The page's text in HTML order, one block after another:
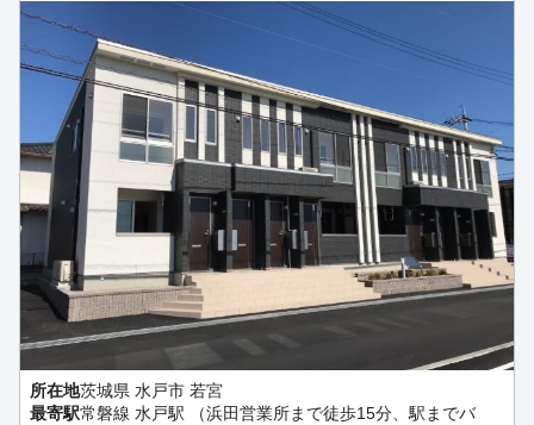
所在地茨城県 水戸市 若宮
最寄駅常磐線 水戸駅 （浜田営業所まで徒歩15分、駅までバ